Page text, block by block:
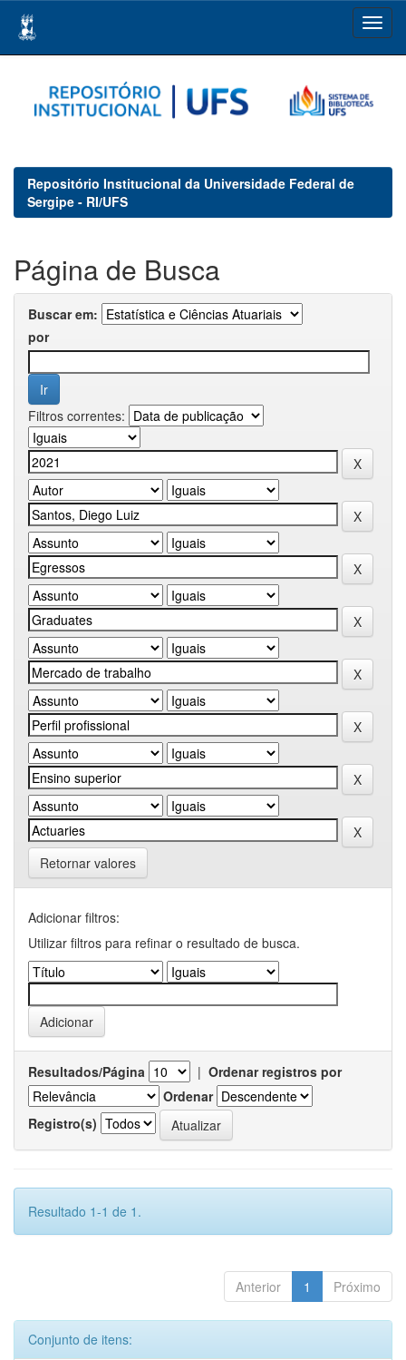
navigation
Repositório Institucional da Universidade Federal de
Sergipe - RI/UFS
Página de Busca
Buscar em:
por
Filtros correntes:
Retornar valores
Adicionar filtros:
Utilizar filtros para refinar o resultado de busca.
Resultados/Página | Ordenar registros por
Ordenar
Registro(s)
Resultado 1-1 de 1.
Anterior 1 Próximo
Conjunto de itens: